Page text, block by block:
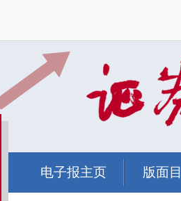
电子报主页 版面